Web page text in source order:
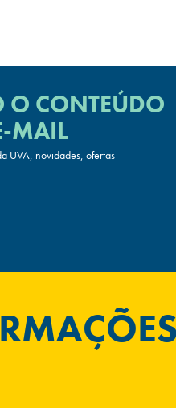
O CONTEÚDO
MAIL
UVA, novidades, ofertas